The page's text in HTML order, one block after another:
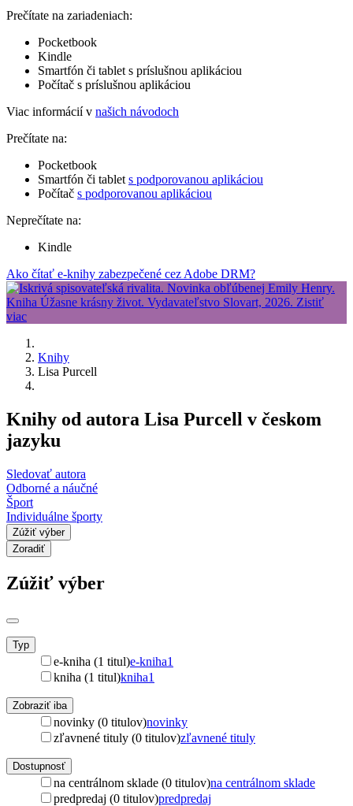
Prečítate na zariadeniach:
Pocketbook
Kindle
Smartfón či tablet s príslušnou aplikáciou
Počítač s príslušnou aplikáciou
Viac informácií v našich návodoch
Prečítate na:
Pocketbook
Smartfón či tablet s podporovanou aplikáciou
Počítač s podporovanou aplikáciou
Neprečítate na:
Kindle
Ako čítať e-knihy zabezpečené cez Adobe DRM?
Knihy
Lisa Purcell
Knihy od autora Lisa Purcell v českom
jazyku
Sledovať autora
Odborné a náučné
Šport
Individuálne športy
Zúžiť výber
Zoradiť
Zúžiť výber
Typ
e-kniha (1 titul)e-kniha1
kniha (1 titul)kniha1
Zobraziť iba
novinky (0 titulov)novinky
zľavnené tituly (0 titulov)zľavnené tituly
Dostupnosť
na centrálnom sklade (0 titulov)na centrálnom sklade
predpredaj (0 titulov)predpredaj